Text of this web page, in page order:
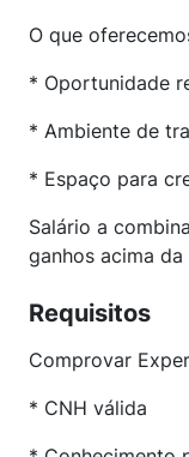
O que
* Oportunidade
* Ambiente de
* Espaço para
Salário a
ganhos acima da
Requisitos
Comprovar
* CNH válida